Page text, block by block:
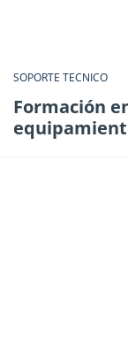
SOPORTE TECNICO
Formación